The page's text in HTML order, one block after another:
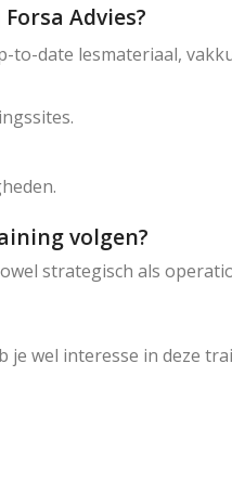
Advies?
to-date lesmateriaal,
volgen?
strategisch als
wel interesse in deze